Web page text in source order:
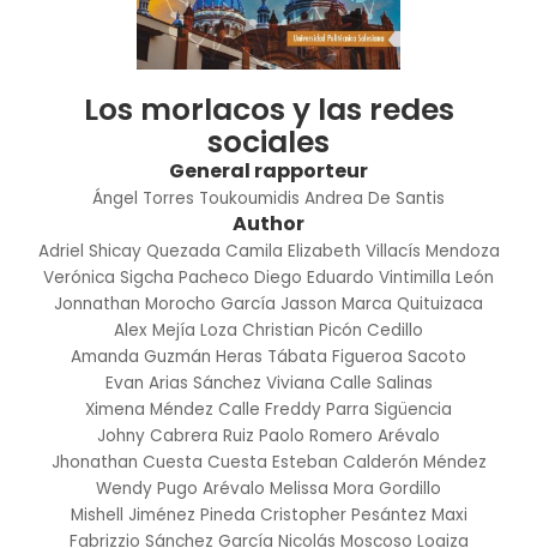
Los morlacos y las redes
sociales
General rapporteur
Ángel Torres Toukoumidis Andrea De Santis
Author
Adriel Shicay Quezada Camila Elizabeth Villacís Mendoza
Verónica Sigcha Pacheco Diego Eduardo Vintimilla León
Jonnathan Morocho García Jasson Marca Quituizaca
Alex Mejía Loza Christian Picón Cedillo
Amanda Guzmán Heras Tábata Figueroa Sacoto
Evan Arias Sánchez Viviana Calle Salinas
Ximena Méndez Calle Freddy Parra Sigüencia
Johny Cabrera Ruiz Paolo Romero Arévalo
Jhonathan Cuesta Cuesta Esteban Calderón Méndez
Wendy Pugo Arévalo Melissa Mora Gordillo
Mishell Jiménez Pineda Cristopher Pesántez Maxi
Fabrizzio Sánchez García Nicolás Moscoso Loaiza